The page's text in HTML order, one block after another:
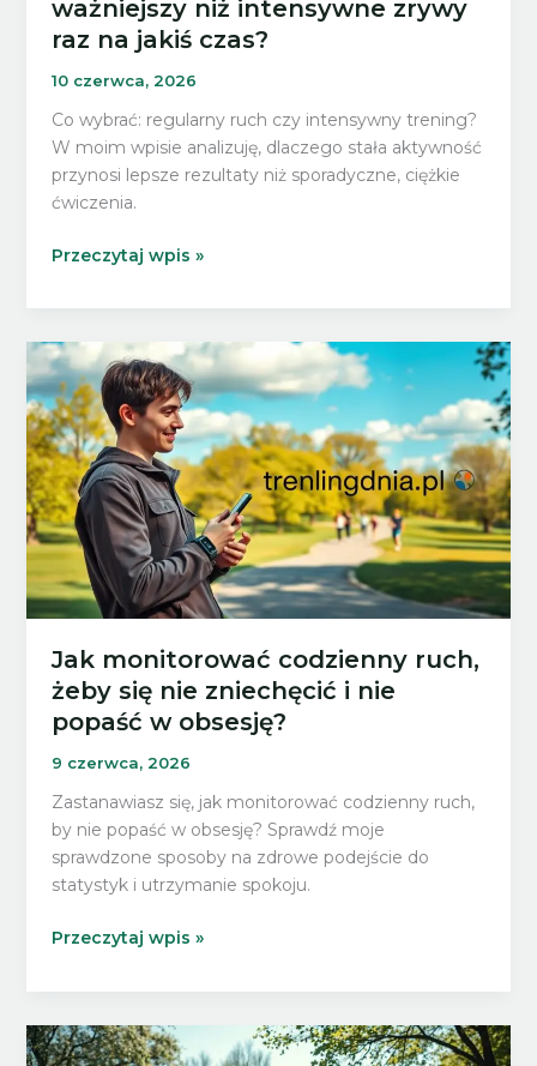
ważniejszy niż intensywne zrywy
raz na jakiś czas?
10 czerwca, 2026
Co wybrać: regularny ruch czy intensywny trening?
W moim wpisie analizuję, dlaczego stała aktywność
przynosi lepsze rezultaty niż sporadyczne, ciężkie
ćwiczenia.
Dlaczego
ruch
jest
ważniejszy
niż
intensywne
zrywy
raz
na
jakiś
czas?
Przeczytaj wpis »
Jak monitorować codzienny ruch,
żeby się nie zniechęcić i nie
popaść w obsesję?
9 czerwca, 2026
Zastanawiasz się, jak monitorować codzienny ruch,
by nie popaść w obsesję? Sprawdź moje
sprawdzone sposoby na zdrowe podejście do
statystyk i utrzymanie spokoju.
Jak
codzienny
żeby
Przeczytaj wpis »